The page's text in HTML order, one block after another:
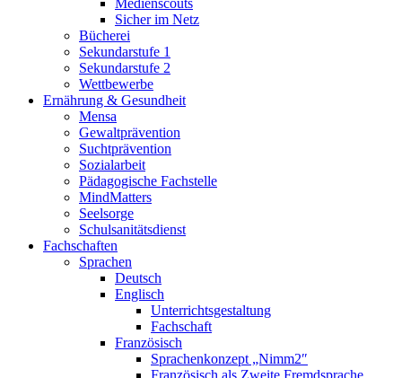
Medienscouts
Sicher im Netz
Bücherei
Sekundarstufe 1
Sekundarstufe 2
Wettbewerbe
Ernährung & Gesundheit
Mensa
Gewaltprävention
Suchtprävention
Sozialarbeit
Pädagogische Fachstelle
MindMatters
Seelsorge
Schulsanitätsdienst
Fachschaften
Sprachen
Deutsch
Englisch
Unterrichtsgestaltung
Fachschaft
Französisch
Sprachenkonzept „Nimm2″
Französisch als Zweite Fremdsprache